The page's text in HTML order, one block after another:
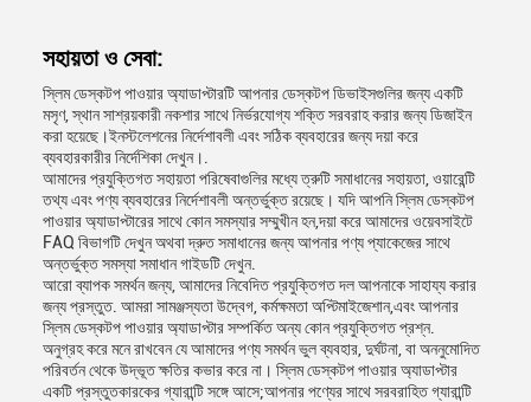
সহায়তা ও সেবা:
স্লিম ডেস্কটপ পাওয়ার অ্যাডাপ্টারটি আপনার ডেস্কটপ ডিভাইসগুলির জন্য একটি
মসৃণ, স্থান সাশ্রয়কারী নকশার সাথে নির্ভরযোগ্য শক্তি সরবরাহ করার জন্য ডিজাইন
করা হয়েছে।ইনস্টলেশনের নির্দেশাবলী এবং সঠিক ব্যবহারের জন্য দয়া করে
ব্যবহারকারীর নির্দেশিকা দেখুন।.
আমাদের প্রযুক্তিগত সহায়তা পরিষেবাগুলির মধ্যে ত্রুটি সমাধানের সহায়তা, ওয়ারেন্টি
তথ্য এবং পণ্য ব্যবহারের নির্দেশাবলী অন্তর্ভুক্ত রয়েছে। যদি আপনি স্লিম ডেস্কটপ
পাওয়ার অ্যাডাপ্টারের সাথে কোন সমস্যার সম্মুখীন হন,দয়া করে আমাদের ওয়েবসাইটে
FAQ বিভাগটি দেখুন অথবা দ্রুত সমাধানের জন্য আপনার পণ্য প্যাকেজের সাথে
অন্তর্ভুক্ত সমস্যা সমাধান গাইডটি দেখুন.
আরো ব্যাপক সমর্থন জন্য, আমাদের নিবেদিত প্রযুক্তিগত দল আপনাকে সাহায্য করার
জন্য প্রস্তুত. আমরা সামঞ্জস্যতা উদ্বেগ, কর্মক্ষমতা অপ্টিমাইজেশান,এবং আপনার
স্লিম ডেস্কটপ পাওয়ার অ্যাডাপ্টার সম্পর্কিত অন্য কোন প্রযুক্তিগত প্রশ্ন.
অনুগ্রহ করে মনে রাখবেন যে আমাদের পণ্য সমর্থন ভুল ব্যবহার, দুর্ঘটনা, বা অননুমোদিত
পরিবর্তন থেকে উদ্ভূত ক্ষতির কভার করে না। স্লিম ডেস্কটপ পাওয়ার অ্যাডাপ্টার
একটি প্রস্তুতকারকের গ্যারান্টি সঙ্গে আসে;আপনার পণ্যের সাথে সরবরাহিত গ্যারান্টি